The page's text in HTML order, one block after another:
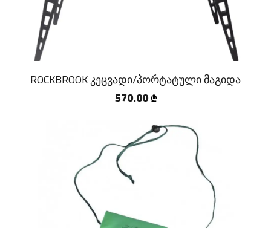
ROCKBROOK კეცვადი/პორტატული მაგიდა
570.00 ₾